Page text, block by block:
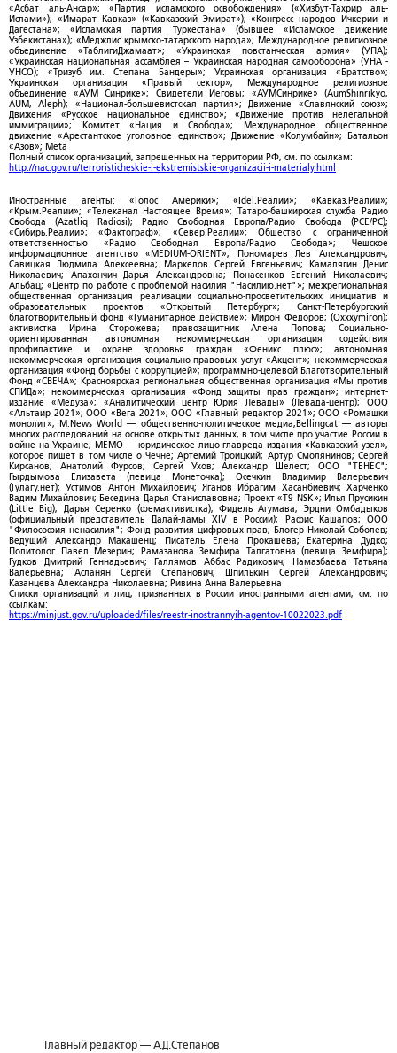
«Асбат аль-Ансар»; «Партия исламского освобождения» («Хизбут-Тахрир аль-
Ислами»); «Имарат Кавказ» («Кавказский Эмират»); «Конгресс народов Ичкерии и
Дагестана»; «Исламская партия Туркестана» (бывшее «Исламское движение
Узбекистана»); «Меджлис крымско-татарского народа»; Международное религиозное
объединение «ТаблигиДжамаат»; «Украинская повстанческая армия» (УПА);
«Украинская национальная ассамблея – Украинская народная самооборона» (УНА -
УНСО); «Тризуб им. Степана Бандеры»; Украинская организация «Братство»;
Украинская организация «Правый сектор»; Международное религиозное
объединение «АУМ Синрике»; Свидетели Иеговы; «АУМСинрике» (AumShinrikyo,
AUM, Aleph); «Национал-большевистская партия»; Движение «Славянский союз»;
Движения «Русское национальное единство»; «Движение против нелегальной
иммиграции»; Комитет «Нация и Свобода»; Международное общественное
движение «Арестантское уголовное единство»; Движение «Колумбайн»; Батальон
«Азов»; Meta
Полный список организаций, запрещенных на территории РФ, см. по ссылкам:
http://nac.gov.ru/terroristicheskie-i-ekstremistskie-organizacii-i-materialy.html
Иностранные агенты: «Голос Америки»; «Idel.Реалии»; «Кавказ.Реалии»;
«Крым.Реалии»; «Телеканал Настоящее Время»; Татаро-башкирская служба Радио
Свобода (Azatliq Radiosi); Радио Свободная Европа/Радио Свобода (PCE/PC);
«Сибирь.Реалии»; «Фактограф»; «Север.Реалии»; Общество с ограниченной
ответственностью «Радио Свободная Европа/Радио Свобода»; Чешское
информационное агентство «MEDIUM-ORIENT»; Пономарев Лев Александрович;
Савицкая Людмила Алексеевна; Маркелов Сергей Евгеньевич; Камалягин Денис
Николаевич; Апахончич Дарья Александровна; Понасенков Евгений Николаевич;
Альбац; «Центр по работе с проблемой насилия "Насилию.нет"»; межрегиональная
общественная организация реализации социально-просветительских инициатив и
образовательных проектов «Открытый Петербург»; Санкт-Петербургский
благотворительный фонд «Гуманитарное действие»; Мирон Федоров; (Oxxxymiron);
активистка Ирина Сторожева; правозащитник Алена Попова; Социально-
ориентированная автономная некоммерческая организация содействия
профилактике и охране здоровья граждан «Феникс плюс»; автономная
некоммерческая организация социально-правовых услуг «Акцент»; некоммерческая
организация «Фонд борьбы с коррупцией»; программно-целевой Благотворительный
Фонд «СВЕЧА»; Красноярская региональная общественная организация «Мы против
СПИДа»; некоммерческая организация «Фонд защиты прав граждан»; интернет-
издание «Медуза»; «Аналитический центр Юрия Левады» (Левада-центр); ООО
«Альтаир 2021»; ООО «Вега 2021»; ООО «Главный редактор 2021»; ООО «Ромашки
монолит»; M.News World — общественно-политическое медиа;Bellingcat — авторы
многих расследований на основе открытых данных, в том числе про участие России в
войне на Украине; МЕМО — юридическое лицо главреда издания «Кавказский узел»,
которое пишет в том числе о Чечне; Артемий Троицкий; Артур Смолянинов; Сергей
Кирсанов; Анатолий Фурсов; Сергей Ухов; Александр Шелест; ООО "ТЕНЕС";
Гырдымова Елизавета (певица Монеточка); Осечкин Владимир Валерьевич
(Гулагу.нет); Устимов Антон Михайлович; Яганов Ибрагим Хасанбиевич; Харченко
Вадим Михайлович; Беседина Дарья Станиславовна; Проект «T9 NSK»; Илья Прусикин
(Little Big); Дарья Серенко (фемактивистка); Фидель Агумава; Эрдни Омбадыков
(официальный представитель Далай-ламы XIV в России); Рафис Кашапов; ООО
"Философия ненасилия"; Фонд развития цифровых прав; Блогер Николай Соболев;
Ведущий Александр Макашенц; Писатель Елена Прокашева; Екатерина Дудко;
Политолог Павел Мезерин; Рамазанова Земфира Талгатовна (певица Земфира);
Гудков Дмитрий Геннадьевич; Галлямов Аббас Радикович; Намазбаева Татьяна
Валерьевна; Асланян Сергей Степанович; Шпилькин Сергей Александрович;
Казанцева Александра Николаевна; Ривина Анна Валерьевна
Списки организаций и лиц, признанных в России иностранными агентами, см. по
ссылкам:
https://minjust.gov.ru/uploaded/files/reestr-inostrannyih-agentov-10022023.pdf
Главный редактор — А.Д.Степанов